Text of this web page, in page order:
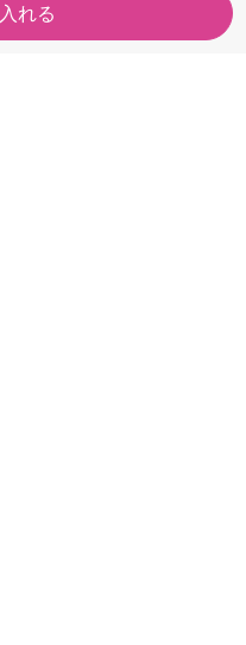
れる